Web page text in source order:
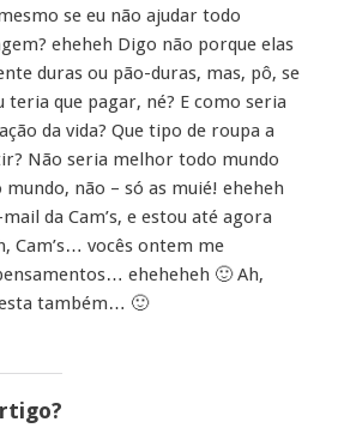
se eu não ajudar todo
eheheh Digo não porque elas
duras ou pão-duras, mas, pô, se
teria que pagar, né? E como seria
da vida? Que tipo de roupa a
Não seria melhor todo mundo
mundo, não – só as muié! eheheh
da Cam’s, e estou até agora
Cam’s… vocês ontem me
eheheheh 🙂 Ah,
também… 🙂